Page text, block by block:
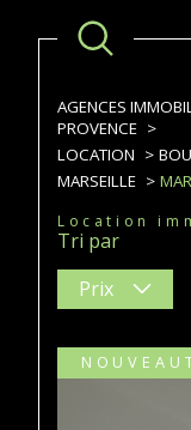
AGENCES
PROVENCE
LOCATION
MARSEILLE
Location
Tri par
Prix